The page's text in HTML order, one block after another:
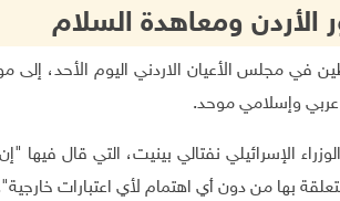
الأردن ومعاهدة السلام
فلسطين في مجلس الأعيان الاردني اليوم الأحد، إلى
وإسلامي موحد.
الإسرائيلي نفتالي بينيت، التي قال فيها
بها من دون أي اهتمام لأي اعتبارات